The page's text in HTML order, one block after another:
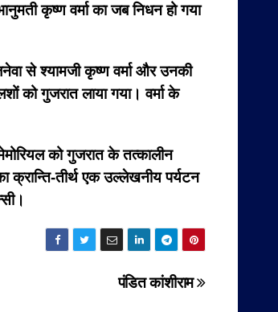
कृष्ण वर्मा का जब निधन हो गया
से श्यामजी कृष्ण वर्मा और उनकी
को गुजरात लाया गया। वर्मा के
को गुजरात के तत्कालीन
क्रान्ति-तीर्थ एक उल्लेखनीय पर्यटन
पंडित कांशीराम